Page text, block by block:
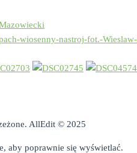
AllEdit © 2025
aby poprawnie się wyświetlać.